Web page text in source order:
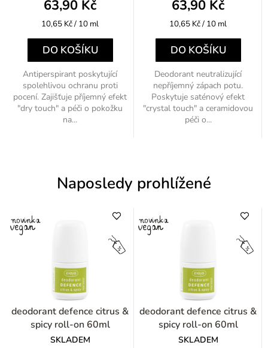
63,90 Kč
Měrná
10,65 Kč / 10 ml
DO KOŠÍKU
Antiperspirant poskytující
spolehlivou ochranu proti
pocení. Zajišťuje příjemný efekt
"dry touch" a péči o pokožku
na...
63,90 Kč
Měrná
10,65 Kč / 10 ml
DO KOŠÍKU
Deodorant neutralizující
nepříjemný zápach potu.
Poskytuje saténový efekt
"crystal touch" a ceramidovou
péči o...
Naposledy prohlížené
deodorant defence citrus &
spicy roll-on 60ml
SKLADEM
deodorant defence citrus &
spicy roll-on 60ml
SKLADEM